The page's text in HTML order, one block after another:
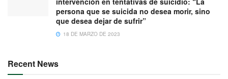
persona que se suicida no desea morir, sino
que desea dejar de sufrir”
18 DE MARZO DE 2023
Recent News